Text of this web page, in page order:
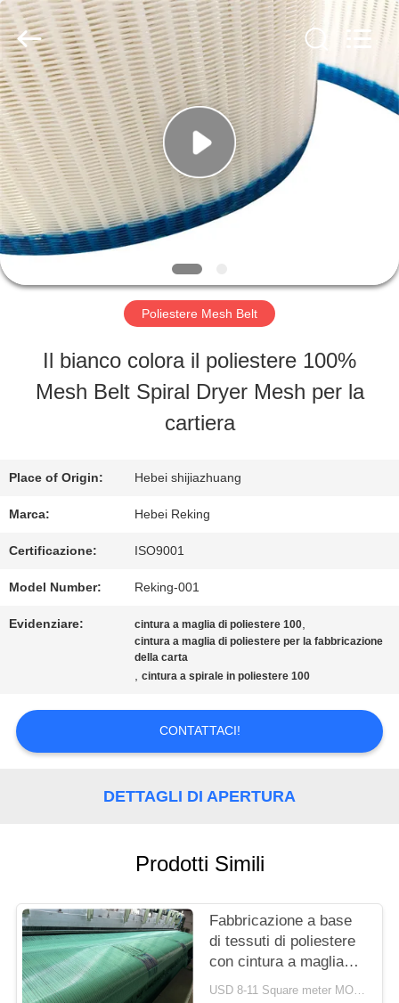
CASA
PRODOTTI
CIRCA
NOI
DELLA
FABBRICA
CONTROLLO
DI
QUALITÀ
CONTATTICI
RICHIEDA
DEL
SITO
-
2026
Hebei
Reking
Wire
Mesh
Co.,Ltd.
All
Rights
Reserved.
Poliestere Mesh Belt
Il bianco colora il poliestere 100%
Mesh Belt Spiral Dryer Mesh per la
cartiera
Place of Origin: Hebei shijiazhuang
Marca: Hebei Reking
Certificazione: ISO9001
Model Number: Reking-001
Evidenziare: cintura a maglia di poliestere 100,
cintura a maglia di poliestere per la fabbricazione
della carta
,cintura a spirale in poliestere 100
CONTATTACI!
DETTAGLI DI APERTURA
Prodotti Simili
Fabbricazione a base
di tessuti di poliestere
con cintura a maglia
tessuta
USD 8-11 Square meter MOQ:1 metro